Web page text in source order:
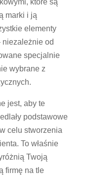
które są
marki i ją
elementy
od
specjalnie
wybrane z
jest, aby te
podstawowe
celu stworzenia
To właśnie
Twoją
firmę na tle